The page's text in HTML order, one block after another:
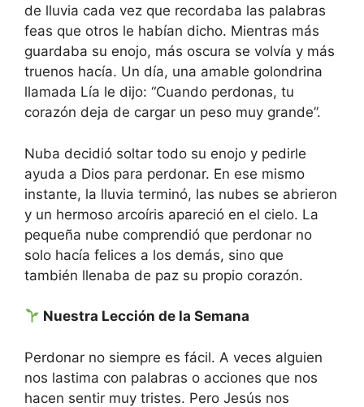
de lluvia cada vez que recordaba las palabras
feas que otros le habían dicho. Mientras más
guardaba su enojo, más oscura se volvía y más
truenos hacía. Un día, una amable golondrina
llamada Lía le dijo: “Cuando perdonas, tu
corazón deja de cargar un peso muy grande”.
Nuba decidió soltar todo su enojo y pedirle
ayuda a Dios para perdonar. En ese mismo
instante, la lluvia terminó, las nubes se abrieron
y un hermoso arcoíris apareció en el cielo. La
pequeña nube comprendió que perdonar no
solo hacía felices a los demás, sino que
también llenaba de paz su propio corazón.
Nuestra Lección de la Semana
Perdonar no siempre es fácil. A veces alguien
nos lastima con palabras o acciones que nos
hacen sentir muy tristes. Pero Jesús nos